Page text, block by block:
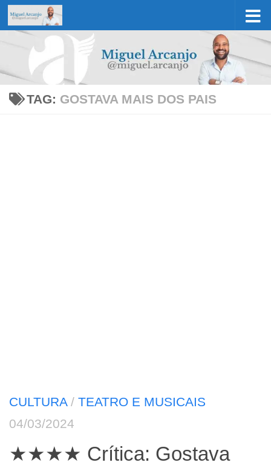
Skip to content
TAG: GOSTAVA MAIS DOS PAIS
CULTURA/ TEATRO E MUSICAIS
04/03/2024
★★★★ Crítica: Gostava